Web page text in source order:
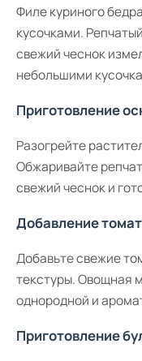
Филе куриного
кусочками.
свежий чеснок
небольшими
Приготовление
Разогрейте
Обжаривайте
свежий чеснок и
Добавление
Добавьте свежие
текстуры. Овощная
однородной и
Приготовление